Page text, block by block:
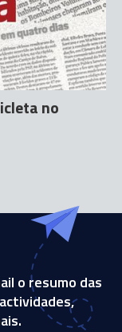
no
o resumo das